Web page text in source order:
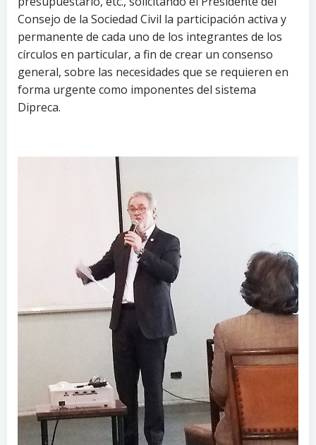
Consejo de la Sociedad Civil la participación activa y
permanente de cada uno de los integrantes de los
círculos en particular, a fin de crear un consenso
general, sobre las necesidades que se requieren en
forma urgente como imponentes del sistema
Dipreca.